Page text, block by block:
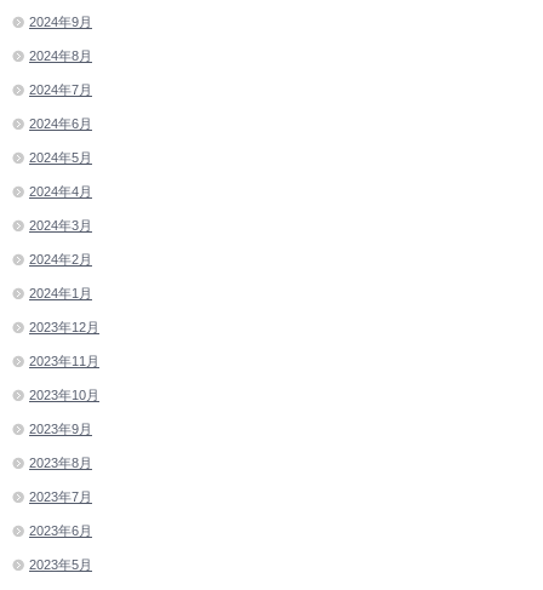
2024年9月
2024年8月
2024年7月
2024年6月
2024年5月
2024年4月
2024年3月
2024年2月
2024年1月
2023年12月
2023年11月
2023年10月
2023年9月
2023年8月
2023年7月
2023年6月
2023年5月